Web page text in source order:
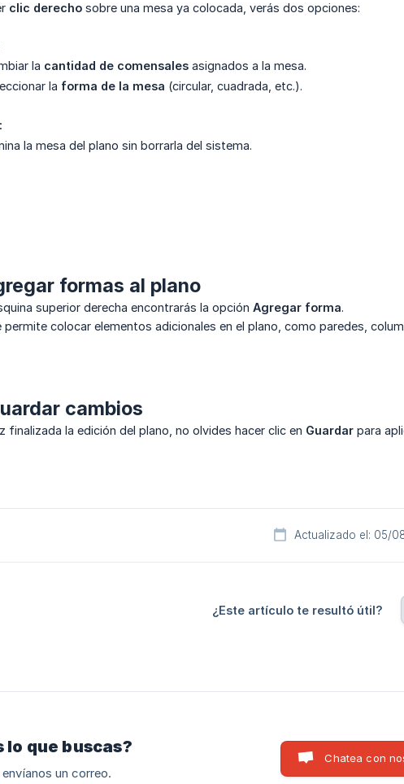
clic derecho sobre una mesa ya colocada, verás dos opciones:
la cantidad de comensales asignados a la mesa.
la forma de la mesa (circular, cuadrada, etc.).
la mesa del plano sin borrarla del sistema.
formas al plano
superior derecha encontrarás la opción Agregar forma.
permite colocar elementos adicionales en el plano, como paredes,
cambios
finalizada la edición del plano, no olvides hacer clic en Guardar para
Actualizado el: 05/
¿Este artículo te resultó útil?
lo que buscas?
un correo.
Chatea con